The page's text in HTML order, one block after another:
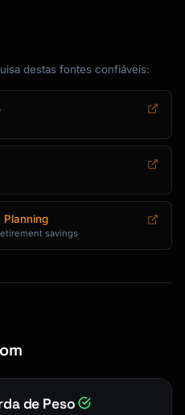
destas fontes confiáveis:
Planning
savings
de Peso